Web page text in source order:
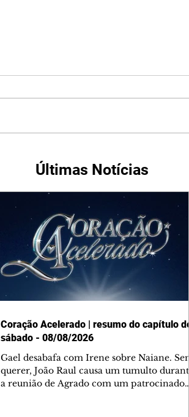
Últimas Notícias
Coração Acelerado | resumo do capítulo de
sábado - 08/08/2026
Gael desabafa com Irene sobre Naiane. Sem
querer, João Raul causa um tumulto durante
a reunião de Agrado com um patrocinador.